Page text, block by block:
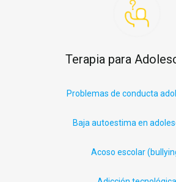
Terapia para
Problemas de conducta
Baja autoestima en
Acoso escolar (